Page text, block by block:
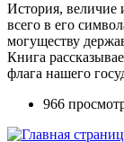
История, величие
всего в его
могуществу
Книга
флага нашего
966